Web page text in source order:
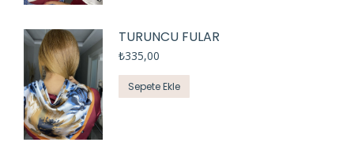
TURUNCU FULAR
₺335,00
Sepete Ekle